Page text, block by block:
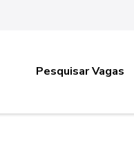
Pesquisar Vagas